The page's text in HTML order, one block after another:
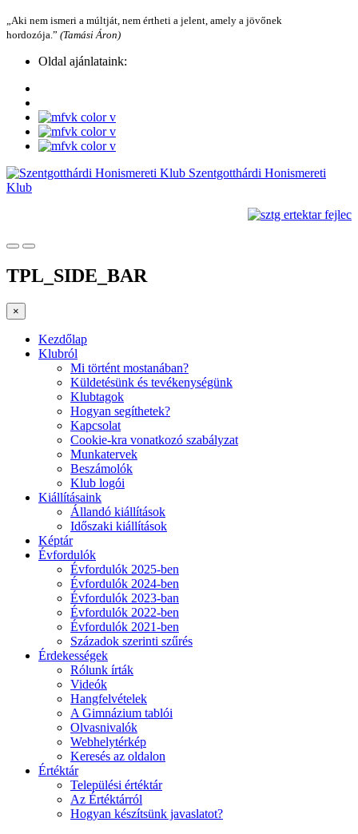
„Aki nem ismeri a múltját, nem értheti a jelent, amely a jövőnek
hordozója.” (Tamási Áron)
Oldal ajánlataink:
Szentgotthárdi Honismereti
Klub
TPL_SIDE_BAR
×
Kezdőlap
Klubról
Mi történt mostanában?
Küldetésünk és tevékenységünk
Klubtagok
Hogyan segíthetek?
Kapcsolat
Cookie-kra vonatkozó szabályzat
Munkatervek
Beszámolók
Klub logói
Kiállításaink
Állandó kiállítások
Időszaki kiállítások
Képtár
Évfordulók
Évfordulók 2025-ben
Évfordulók 2024-ben
Évfordulók 2023-ban
Évfordulók 2022-ben
Évfordulók 2021-ben
Századok szerinti szűrés
Érdekességek
Rólunk írták
Videók
Hangfelvételek
A Gimnázium tablói
Olvasnivalók
Webhelytérkép
Keresés az oldalon
Értéktár
Települési értéktár
Az Értéktárról
Hogyan készítsünk javaslatot?